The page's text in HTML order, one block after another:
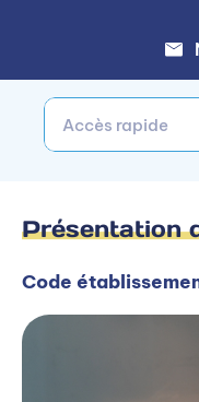
Accès rapide
Présentation
Code